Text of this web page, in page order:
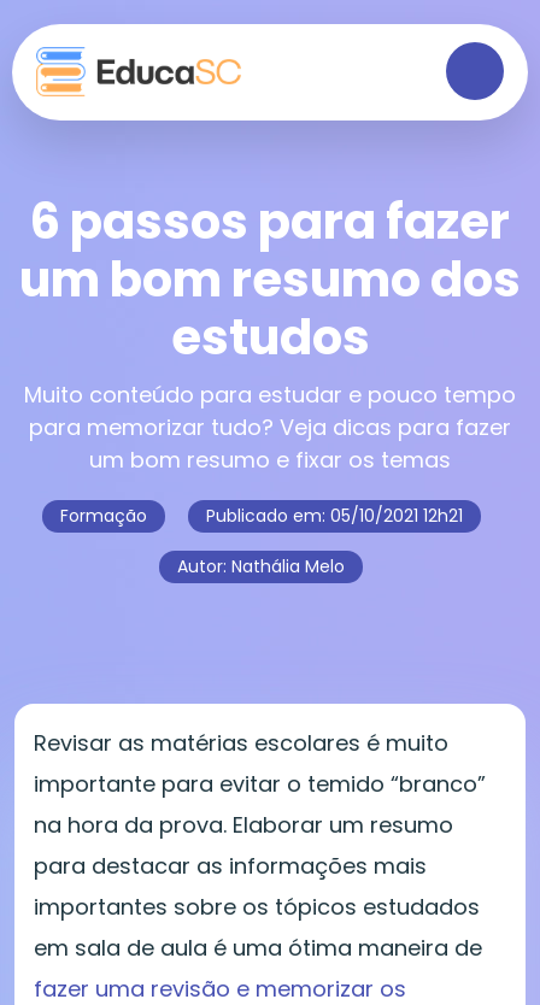
6 passos para fazer
um bom resumo dos
estudos
Muito conteúdo para estudar e pouco tempo
para memorizar tudo? Veja dicas para fazer
um bom resumo e fixar os temas
Formação Publicado em: 05/10/2021 12h21
Autor: Nathália Melo
Revisar as matérias escolares é muito
importante para evitar o temido “branco”
na hora da prova. Elaborar um resumo
para destacar as informações mais
importantes sobre os tópicos estudados
em sala de aula é uma ótima maneira de
fazer uma revisão e memorizar os